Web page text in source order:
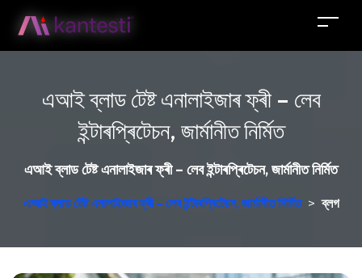
এআই ব্লাড টেষ্ট এনালাইজাৰ ফ্ৰী – লেব
ইন্টাৰপ্ৰিটেচন, জাৰ্মানীত নিৰ্মিত
এআই ব্লাড টেষ্ট এনালাইজাৰ ফ্ৰী – লেব ইন্টাৰপ্ৰিটেচন, জাৰ্মানীত নিৰ্মিত
এআই ব্লাড টেষ্ট এনালাইজাৰ ফ্ৰী – লেব ইন্টাৰপ্ৰিটেচন, জাৰ্মানীত নিৰ্মিত > ব্লগ